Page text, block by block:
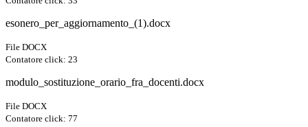
esonero_per_aggiornamento_(1).docx
File DOCX
Contatore click: 23
modulo_sostituzione_orario_fra_docenti.docx
File DOCX
Contatore click: 77